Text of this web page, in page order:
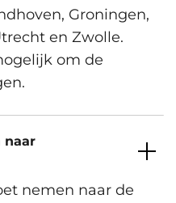
Groningen,
en Zwolle.
om de
naar
nemen naar de